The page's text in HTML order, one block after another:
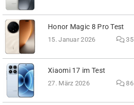
Honor Magic 8 Pro Test
15. Januar 2026 35
Xiaomi 17 im Test
27. März 2026 86